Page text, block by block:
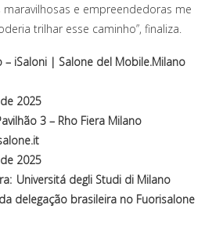
e empreendedoras me
trilhar esse caminho”, finaliza.
– iSaloni | Salone del Mobile.Milano
2025
3 – Rho Fiera Milano
2025
Universitá degli Studi di Milano
delegação brasileira no Fuorisalone